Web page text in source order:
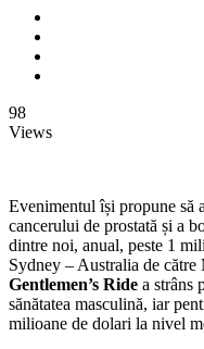
98
Views
Evenimentul își propune să
cancerului de prostată și a
dintre noi, anual, peste 1
Sydney – Australia de
Gentlemen’s Ride a strâns
sănătatea masculină, iar
milioane de dolari la nivel